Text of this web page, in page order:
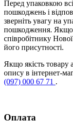
Перед упаковкою
пошкоджень і
зверніть увагу на
пошкодження. Якщо
співробітнику
його присутності.
Якщо якість товару
опису в інтернет-
(097) 000 67 71 .
Оплата